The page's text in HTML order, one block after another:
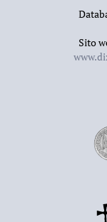
Sito